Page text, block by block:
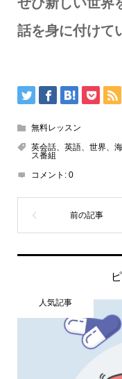
話を身に付けて
無料レッスン
英会話、英語、世界、
ス番組
コメント: 0
人気記事